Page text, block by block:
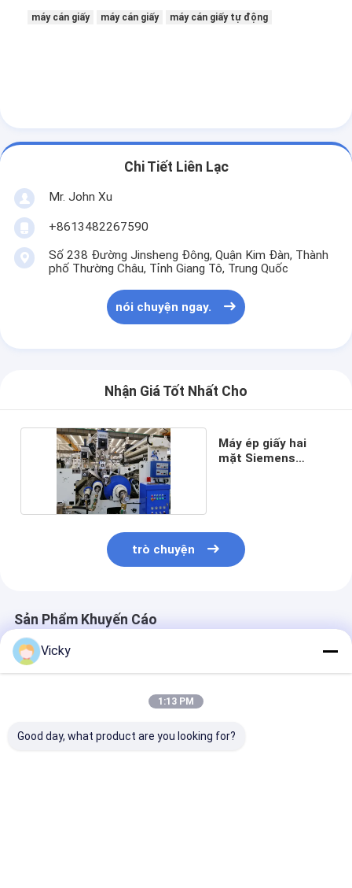
máy cán giấy máy cán giấy máy cán giấy tự động
Chi Tiết Liên Lạc
Mr. John Xu
+8613482267590
Số 238 Đường Jinsheng Đông, Quận Kim Đàn, Thành
phố Thường Châu, Tỉnh Giang Tô, Trung Quốc
nói chuyện ngay.
Nhận Giá Tốt Nhất Cho
Máy ép giấy hai
mặt Siemens
trò chuyện
Sản Phẩm Khuyến Cáo
Vicky
1:13 PM
Good day, what product are you looking for?